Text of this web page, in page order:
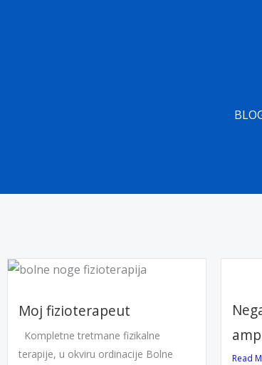
Moj fizioterapeut
Kompletne tretmane fizikalne
terapije, u okviru ordinacije Bolne
Read